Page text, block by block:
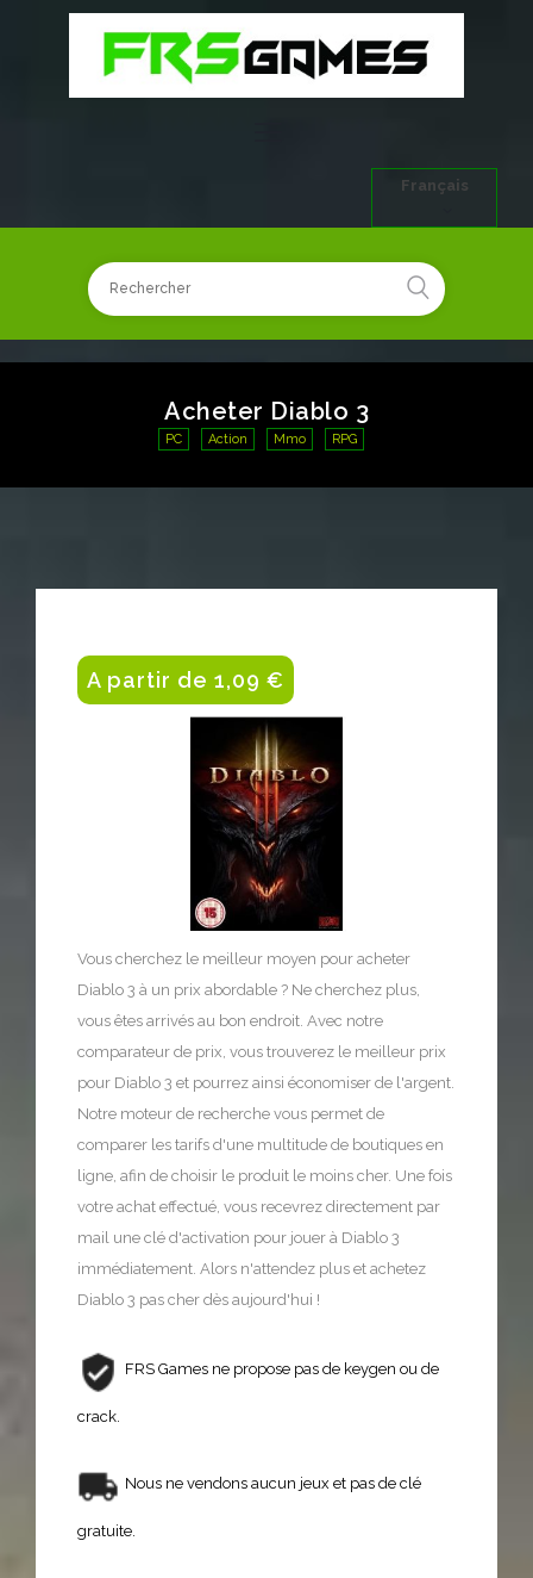
Français
Acheter Diablo 3
PC Action Mmo RPG
A partir de 1,09 €
Vous cherchez le meilleur moyen pour acheter
Diablo 3 à un prix abordable ? Ne cherchez plus,
vous êtes arrivés au bon endroit. Avec notre
comparateur de prix, vous trouverez le meilleur prix
pour Diablo 3 et pourrez ainsi économiser de l'argent.
Notre moteur de recherche vous permet de
comparer les tarifs d'une multitude de boutiques en
ligne, afin de choisir le produit le moins cher. Une fois
votre achat effectué, vous recevrez directement par
mail une clé d'activation pour jouer à Diablo 3
immédiatement. Alors n'attendez plus et achetez
Diablo 3 pas cher dès aujourd'hui !
FRS Games ne propose pas de keygen ou de
crack.
Nous ne vendons aucun jeux et pas de clé
gratuite.